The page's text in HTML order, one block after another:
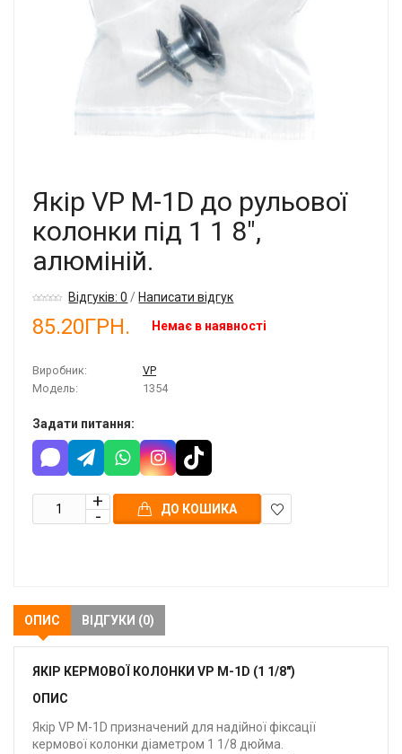
Якір VP M-1D до рульової
колонки під 1 1 8",
алюміній.
Відгуків: 0 /Написати відгук
85.20ГРН. Немає в наявності
Виробник:
VP
Модель:
1354
Задати питання:
ДО КОШИКА
ОПИС ВІДГУКИ (0)
ЯКІР КЕРМОВОЇ КОЛОНКИ VP M-1D (1 1/8")
ОПИС
Якір VP M-1D призначений для надійної фіксації
кермової колонки діаметром 1 1/8 дюйма.